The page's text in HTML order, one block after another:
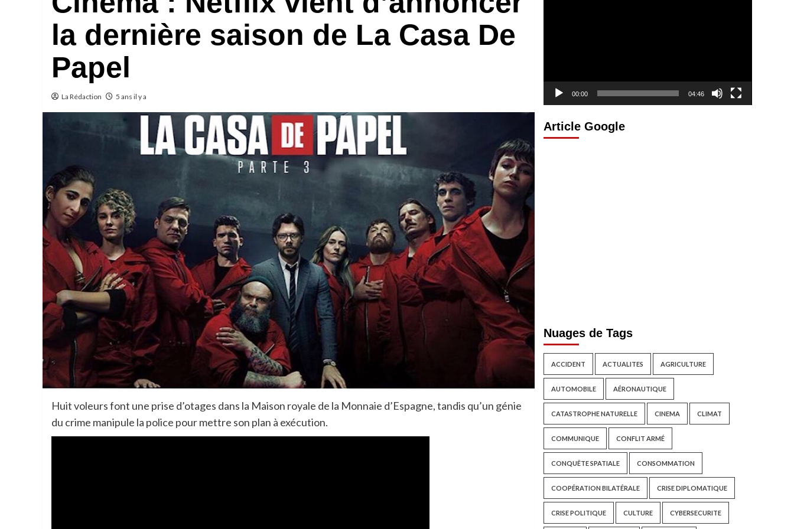
la dernière saison de La Casa De
Papel
La Rédaction 5 ans il y a
Huit voleurs font une prise d’otages dans la Maison royale de la Monnaie d’Espagne, tandis qu’un génie
du crime manipule la police pour mettre son plan à exécution.
00:00 04:46
Article Google
Nuages de Tags
ACCIDENT ACTUALITES AGRICULTURE
AUTOMOBILE AÉRONAUTIQUE
CATASTROPHE NATURELLE CINEMA CLIMAT
COMMUNIQUE CONFLIT ARMÉ
CONQUÊTE SPATIALE CONSOMMATION
COOPÉRATION BILATÉRALE CRISE DIPLOMATIQUE
CRISE POLITIQUE CULTURE CYBERSECURITE